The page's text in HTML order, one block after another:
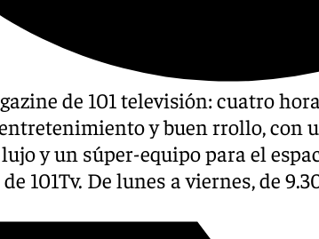
de 101 televisión: cuatro
y buen rrollo, con
y un súper-equipo para el
101Tv. De lunes a viernes, de